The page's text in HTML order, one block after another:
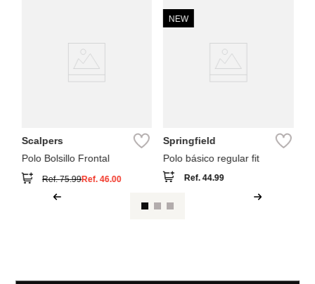
Scalpers
Polo Bolsillo Frontal
Ref.75.99Ref.46.00
NEW
Springfield
Polo básico regular fit
Ref.44.99